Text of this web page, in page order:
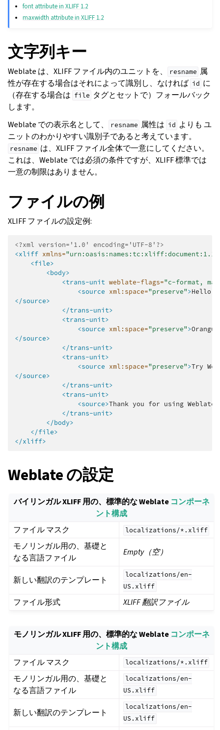
font attribute in XLIFF 1.2
maxwidth attribute in XLIFF 1.2
文字列キー
Weblate は、XLIFF ファイル内のユニットを、 resname 属
性が存在する場合はそれによって識別し、なければ id に
（存在する場合は file タグとセットで）フォールバック
します。
Weblate での表示名として、
resname 属性は id よりも ユ
ニットのわかりやすい識別子であると考えています。
resname は、XLIFF ファイル全体で一意にしてください。
これは、Weblate では必須の条件ですが、XLIFF 標準では
一意の制限はありません。
ファイルの例
XLIFF ファイルの設定例:
<?xml version='1.0' encoding='UTF-8'?>
<xliff xmlns="urn:oasis:names:tc:xliff:document:1.1"
<file>
<body>
<trans-unit weblate-flags="c-format,
<source xml:space="preserve">Hello,
</source>
</trans-unit>
<trans-unit>
<source xml:space="preserve">
</source>
</trans-unit>
<trans-unit>
<source xml:space="preserve">Try
</source>
</trans-unit>
<trans-unit>
<source>Thank you for using Weblate.
</trans-unit>
</body>
</file>
</xliff>
Weblate の設定
バイリンガル XLIFF 用の、標準的な Weblate コンポーネ
ント構成
ファイル マスク
localizations/*.xliff
モノリンガル用の、基礎と
なる言語ファイル
Empty（空）
新しい翻訳のテンプレート
localizations/en-
US.xliff
ファイル形式 XLIFF 翻訳ファイル
モノリンガル XLIFF 用の、標準的な Weblate コンポーネ
ント構成
ファイル マスク
localizations/*.xliff
モノリンガル用の、基礎と
なる言語ファイル
localizations/en-
US.xliff
新しい翻訳のテンプレート
localizations/en-
US.xliff